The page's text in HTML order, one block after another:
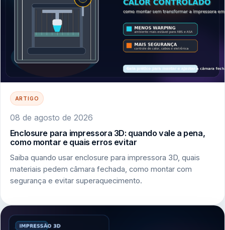
ARTIGO
08 de agosto de 2026
Enclosure para impressora 3D: quando vale a pena,
como montar e quais erros evitar
Saiba quando usar enclosure para impressora 3D, quais
materiais pedem câmara fechada, como montar com
segurança e evitar superaquecimento.